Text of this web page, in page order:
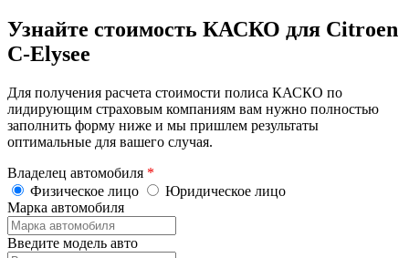
Узнайте стоимость КАСКО для Citroen
C-Elysee
Для получения расчета стоимости полиса КАСКО по
лидирующим страховым компаниям вам нужно полностью
заполнить форму ниже и мы пришлем результаты
оптимальные для вашего случая.
Владелец автомобиля *
Физическое лицо
Юридическое лицо
Марка автомобиля
Введите модель авто